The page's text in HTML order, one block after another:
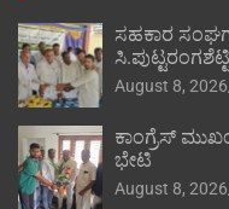
ಸಹಕಾರ
ಸಿ.ಪುಟ್ಟರಂಗಶೆಟ್ಟಿ
August 8, 2026
ಕಾಂಗ್ರೆಸ್
ಭೇಟಿ
August 8, 2026